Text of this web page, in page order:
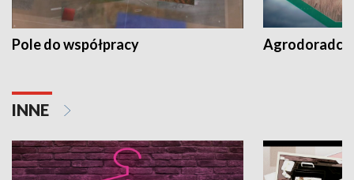
Pole do współpracy Agrodoradcy
INNE